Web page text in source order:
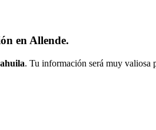
en Allende.
. Tu información será muy valiosa